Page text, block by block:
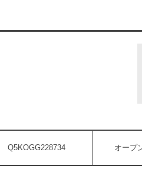
Q5KOGG228734 オープ